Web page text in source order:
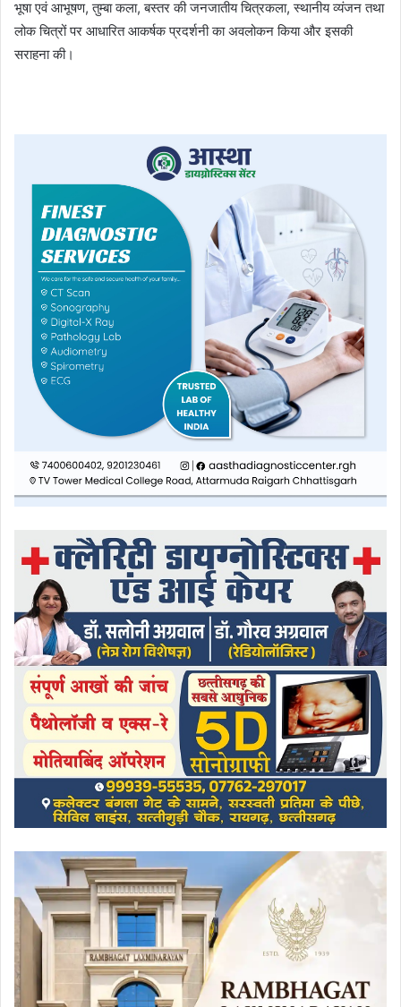
भूषा एवं आभूषण, तुम्बा कला, बस्तर की जनजातीय चित्रकला, स्थानीय व्यंजन तथा
लोक चित्रों पर आधारित आकर्षक प्रदर्शनी का अवलोकन किया और इसकी
सराहना की।